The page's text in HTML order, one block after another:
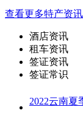
查看更多特产资
酒店资讯
租车资讯
签证资讯
签证常识
2022云南夏